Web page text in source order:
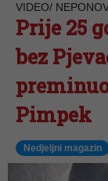
VIDEO/
Prije 25
bez
Pimpek
Nedjeljni magazin